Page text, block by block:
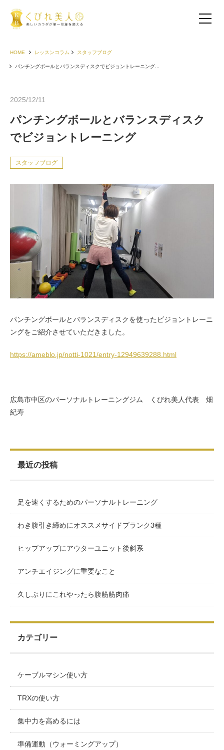
お客様の声（40代）
お客様の声（50代以上）
お客様の声（男性）
HOME レッスンコラム スタッフブログ
パンチングボールとバランスディスクでビジョントレーニング...
2025/12/11
パンチングボールとバランスディスク
でビジョントレーニング
スタッフブログ
パンチングボールとバランスディスクを使ったビジョントレーニ
ングをご紹介させていただきました。
https://ameblo.jp/notti-1021/entry-12949639288.html
広島市中区のパーソナルトレーニングジム くびれ美人代表 畑
紀寿
最近の投稿
足を速くするためのパーソナルトレーニング
わき腹引き締めにオススメサイドプランク3種
ヒップアップにアウターユニット後斜系
アンチエイジングに重要なこと
久しぶりにこれやったら腹筋筋肉痛
カテゴリー
ケーブルマシン使い方
TRXの使い方
集中力を高めるには
準備運動（ウォーミングアップ）